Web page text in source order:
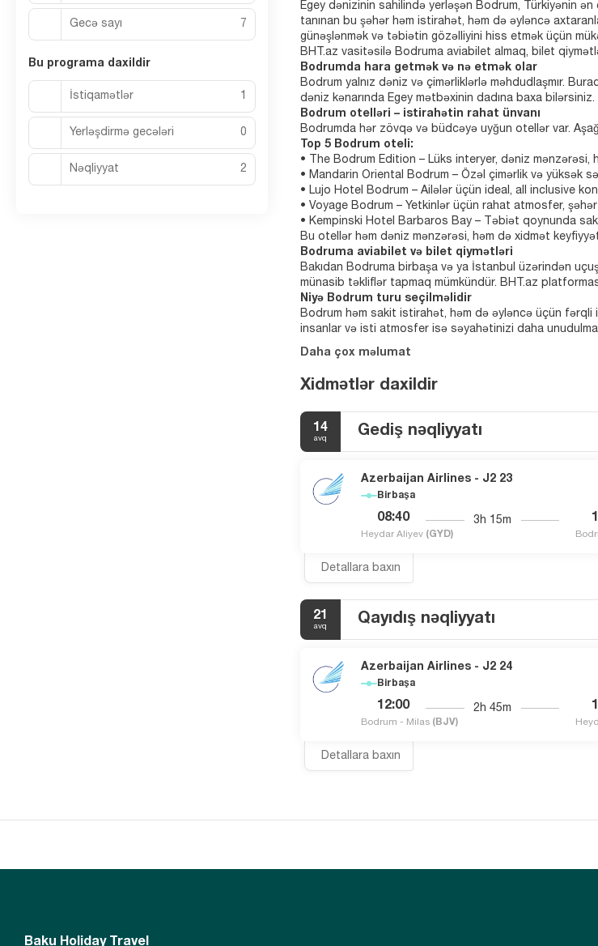
Egey dənizinin sahilində yerləşən Bodrum, Türkiyənin
tanınan bu şəhər həm istirahət, həm də əyləncə
günəşlənmək və təbiətin gözəlliyini hiss etmək üçün
BHT.az vasitəsilə Bodruma aviabilet almaq, bilet
Bodrumda hara getmək və nə etmək olar
Bodrum yalnız dəniz və çimərliklərlə məhdudlaşmır.
dəniz kənarında Egey mətbəxinin dadına baxa
Bodrum otelləri – istirahətin rahat ünvanı
Bodrumda hər zövqə və büdcəyə uyğun otellər var.
Top 5 Bodrum oteli:
• The Bodrum Edition – Lüks interyer, dəniz mənzərəsi,
• Mandarin Oriental Bodrum – Özəl çimərlik və yüksək
• Lujo Hotel Bodrum – Ailələr üçün ideal, all inclusive
• Voyage Bodrum – Yetkinlər üçün rahat atmosfer, şəhər
• Kempinski Hotel Barbaros Bay – Təbiət qoynunda
Bu otellər həm dəniz mənzərəsi, həm də xidmət
Bodruma aviabilet və bilet qiymətləri
Bakıdan Bodruma birbaşa və ya İstanbul üzərindən
münasib təkliflər tapmaq mümkündür. BHT.az
Niyə Bodrum turu seçilməlidir
Bodrum həm sakit istirahət, həm də əyləncə üçün fərqli
insanlar və isti atmosfer isə səyahətinizi daha
Daha çox məlumat
Xidmətlər daxildir
14
avq Gediş nəqliyyatı
Azerbaijan Airlines - J2 23
Birbaşa
08:40
Heydar Aliyev (GYD)
3h 15m
Detallara baxın
21
avq Qayıdış nəqliyyatı
Azerbaijan Airlines - J2 24
Birbaşa
12:00
Bodrum - Milas (BJV)
2h 45m
Detallara baxın
Gecə sayı 7
Bu programa daxildir
İstiqamətlər 1
Yerləşdirmə gecələri 0
Nəqliyyat 2
Baku Holiday Travel